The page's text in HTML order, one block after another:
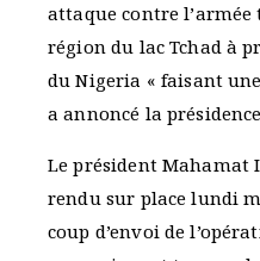
attaque contre
région du lac Tchad à
du Nigeria « faisant
a annoncé la
Le président Mahamat
rendu sur place lundi
coup d’envoi de